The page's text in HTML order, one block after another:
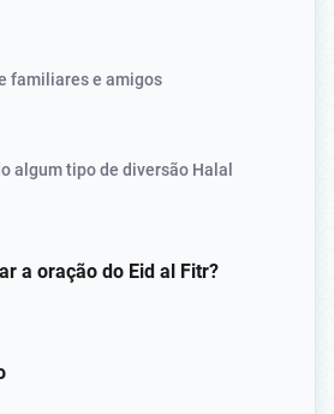
familiares e amigos
algum tipo de diversão Halal
a oração do Eid al Fitr?